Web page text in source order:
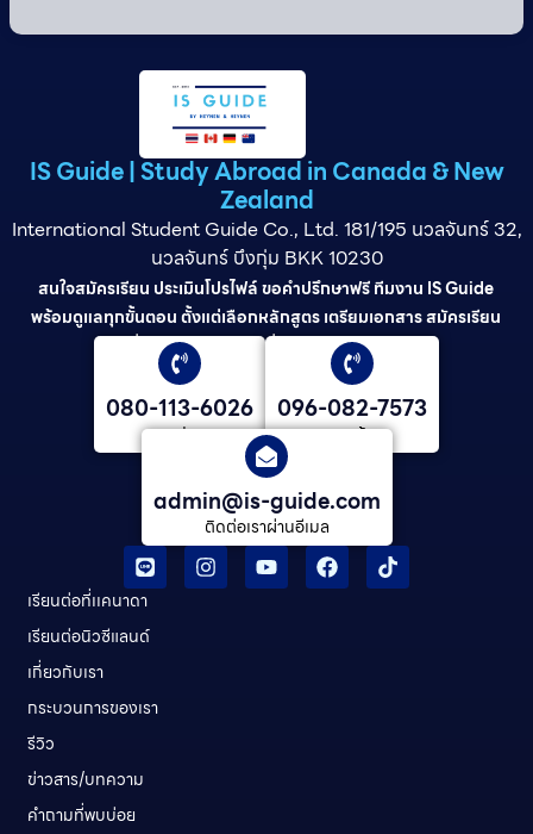
IS Guide | Study Abroad in Canada & New
Zealand
International Student Guide Co., Ltd. 181/195 นวลจันทร์ 32,
นวลจันทร์ บึงกุ่ม BKK 10230
สนใจสมัครเรียน ประเมินโปรไฟล์ ขอคำปรึกษาฟรี ทีมงาน IS Guide
พร้อมดูแลทุกขั้นตอน ตั้งแต่เลือกหลักสูตร เตรียมเอกสาร สมัครเรียน
ยื่นวีซ่า และดูแลต่อเนื่องจนจบการศึกษา
080-113-6026
คุณ ปลาย
096-082-7573
คุณต้น
admin@is-guide.com
ติดต่อเราผ่านอีเมล
เรียนต่อที่เเคนาดา
เรียนต่อนิวซีแลนด์​
เกี่ยวกับเรา
กระบวนการของเรา
รีวิว
ข่าวสาร/บทความ
คําถามที่พบบ่อย